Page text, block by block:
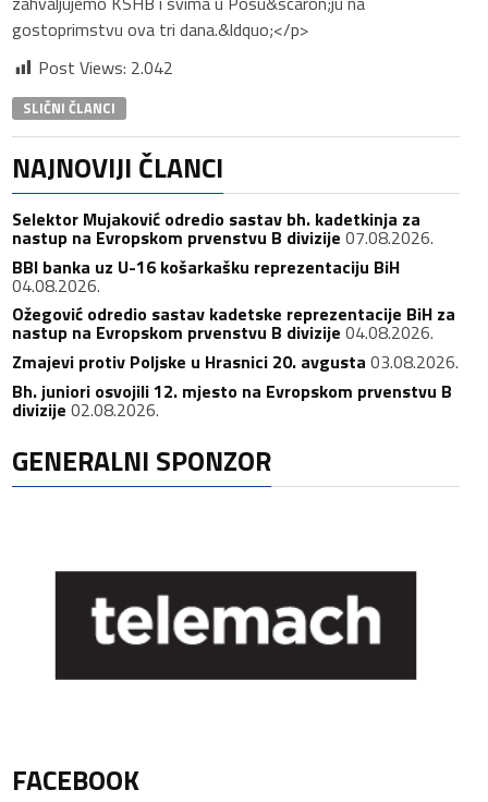
gostoprimstvu ova tri dana.&ldquo;</p>
Post Views: 2.042
SLIČNI ČLANCI
NAJNOVIJI ČLANCI
Selektor Mujaković odredio sastav bh. kadetkinja za
nastup na Evropskom prvenstvu B divizije 07.08.2026.
BBI banka uz U-16 košarkašku reprezentaciju BiH
04.08.2026.
Ožegović odredio sastav kadetske reprezentacije BiH za
nastup na Evropskom prvenstvu B divizije 04.08.2026.
Zmajevi protiv Poljske u Hrasnici 20. avgusta 03.08.2026.
Bh. juniori osvojili 12. mjesto na Evropskom prvenstvu B
divizije 02.08.2026.
GENERALNI SPONZOR
FACEBOOK